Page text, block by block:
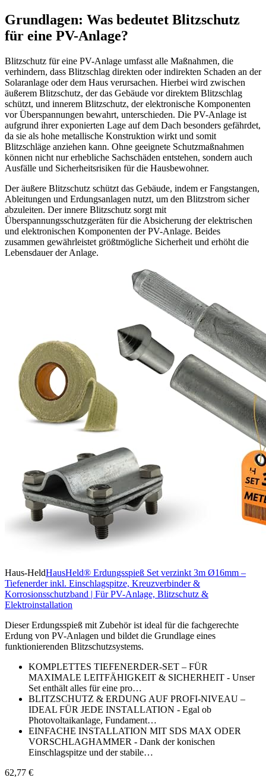
Grundlagen: Was bedeutet Blitzschutz
für eine PV-Anlage?
Blitzschutz für eine PV-Anlage umfasst alle Maßnahmen, die
verhindern, dass Blitzschlag direkten oder indirekten Schaden an der
Solaranlage oder dem Haus verursachen. Hierbei wird zwischen
äußerem Blitzschutz, der das Gebäude vor direktem Blitzschlag
schützt, und innerem Blitzschutz, der elektronische Komponenten
vor Überspannungen bewahrt, unterschieden. Die PV-Anlage ist
aufgrund ihrer exponierten Lage auf dem Dach besonders gefährdet,
da sie als hohe metallische Konstruktion wirkt und somit
Blitzschläge anziehen kann. Ohne geeignete Schutzmaßnahmen
können nicht nur erhebliche Sachschäden entstehen, sondern auch
Ausfälle und Sicherheitsrisiken für die Hausbewohner.
Der äußere Blitzschutz schützt das Gebäude, indem er Fangstangen,
Ableitungen und Erdungsanlagen nutzt, um den Blitzstrom sicher
abzuleiten. Der innere Blitzschutz sorgt mit
Überspannungsschutzgeräten für die Absicherung der elektrischen
und elektronischen Komponenten der PV-Anlage. Beides
zusammen gewährleistet größtmögliche Sicherheit und erhöht die
Lebensdauer der Anlage.
Haus-HeldHausHeld® Erdungsspieß Set verzinkt 3m Ø16mm –
Tiefenerder inkl. Einschlagspitze, Kreuzverbinder &
Korrosionsschutzband | Für PV-Anlage, Blitzschutz &
Elektroinstallation
Dieser Erdungsspieß mit Zubehör ist ideal für die fachgerechte
Erdung von PV-Anlagen und bildet die Grundlage eines
funktionierenden Blitzschutzsystems.
KOMPLETTES TIEFENERDER-SET – FÜR
MAXIMALE LEITFÄHIGKEIT & SICHERHEIT - Unser
Set enthält alles für eine pro…
BLITZSCHUTZ & ERDUNG AUF PROFI-NIVEAU –
IDEAL FÜR JEDE INSTALLATION - Egal ob
Photovoltaikanlage, Fundament…
EINFACHE INSTALLATION MIT SDS MAX ODER
VORSCHLAGHAMMER - Dank der konischen
Einschlagspitze und der stabile…
62,77 €